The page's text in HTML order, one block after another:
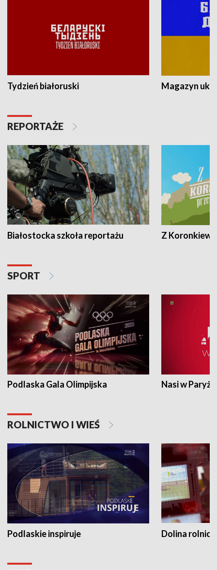
Tydzień białoruski Magazyn
REPORTAŻE
Białostocka szkoła reportażu Z
SPORT
Podlaska Gala Olimpijska Nasi w Paryżu
ROLNICTWO I WIEŚ
Podlaskie inspiruje Dolina